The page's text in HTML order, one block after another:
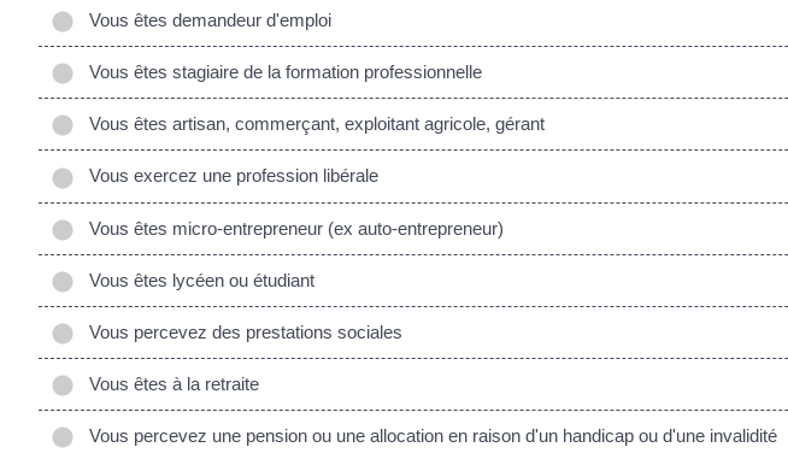
Vous êtes demandeur d'emploi
Vous êtes stagiaire de la formation professionnelle
Vous êtes artisan, commerçant, exploitant agricole, gérant
Vous exercez une profession libérale
Vous êtes micro-entrepreneur (ex auto-entrepreneur)
Vous êtes lycéen ou étudiant
Vous percevez des prestations sociales
Vous êtes à la retraite
Vous percevez une pension ou une allocation en raison d'un handicap ou d'une invalidité